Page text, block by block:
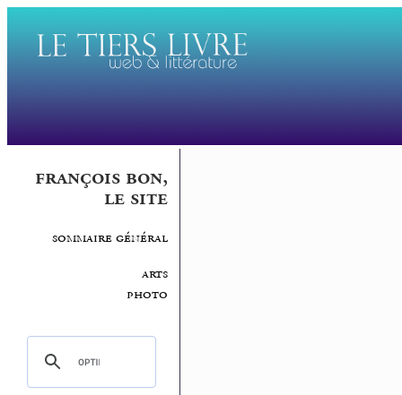
françois bon,
le site
sommaire général
arts
photo